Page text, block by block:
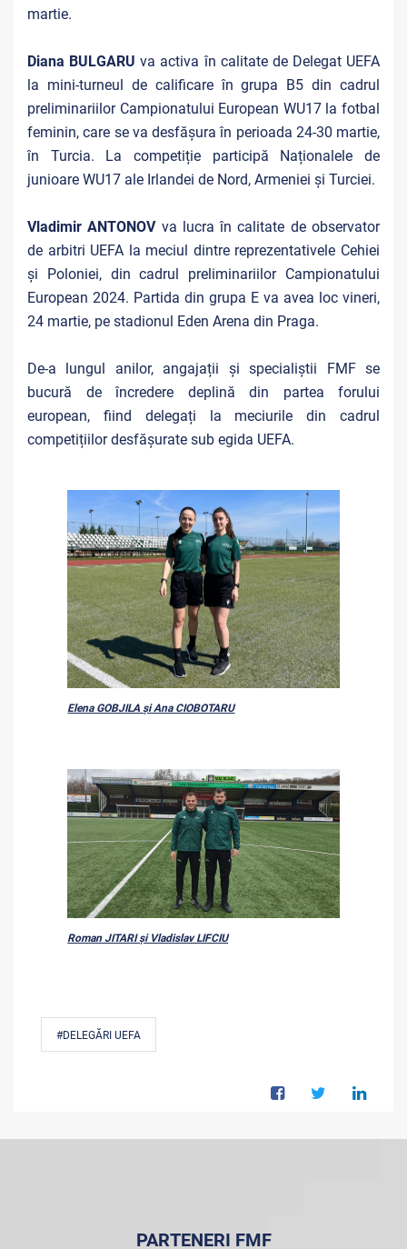
martie.
Diana BULGARUva activa în calitate de Delegat UEFA
la mini-turneul de calificare în grupa B5 din cadrul
preliminariilor Campionatului European WU17 la fotbal
feminin, care se va desfășura în perioada 24-30 martie,
în Turcia. La competiție participă Naționalele de
junioare WU17 ale Irlandei de Nord, Armeniei și Turciei.
Vladimir ANTONOV va lucra în calitate de observator
de arbitri UEFA la meciul dintre reprezentativele Cehiei
și Poloniei, din cadrul preliminariilor Campionatului
European 2024. Partida din grupa E va avea loc vineri,
24 martie, pe stadionul Eden Arena din Praga.
De-a lungul anilor, angajații și specialiștii FMF se
bucură de încredere deplină din partea forului
european, fiind delegați la meciurile din cadrul
competițiilor desfășurate sub egida UEFA.
Elena GOBJILA și Ana CIOBOTARU
Roman JITARI și Vladislav LIFCIU
#DELEGĂRI UEFA
PARTENERI FMF